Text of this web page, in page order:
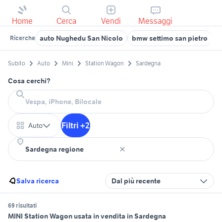
Home Cerca Vendi Messaggi
Ricerche auto Nughedu San Nicolo bmw settimo san pietro
Subito Auto Mini Station Wagon Sardegna
Cosa cerchi?
Auto Filtri +2
Salva ricerca Dal più recente
69 risultati
MINI Station Wagon usata in vendita in Sardegna